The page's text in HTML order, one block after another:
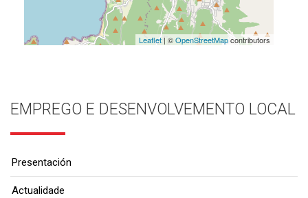
Leaflet| ©OpenStreetMapcontributors
EMPREGO E DESENVOLVEMENTO LOCAL
Presentación
Actualidade